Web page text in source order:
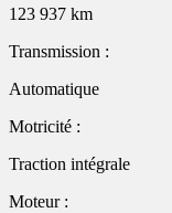
123 937 km
Transmission :
Automatique
Motricité :
Traction intégrale
Moteur :